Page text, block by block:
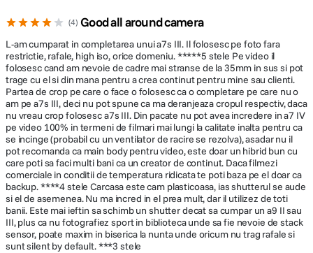
Acum puteti inregistra filme pana la 4K 60p cu citire completa a pixelilor
si fara combinarea acestora, gratie noului senzor de imagine de pe α7
IV si intervalului dinamic larg, pentru imagini clare cu subiecti in miscare
rapida.
Supraesantionare 7K
Cand inregistrati filme 4K pana la 30p, este posibila supraesantionarea
7K full-frame, ceea ce duce la continut 4K detaliat, de inalta rezolutie.
Selectati modul care vi se potriveste si lasati restul in seama camerei.
4 Good all around camera
L-am cumparat in completarea unui a7s III. Il folosesc pe foto fara
restrictie, rafale, high iso, orice domeniu. *****5 stele Pe video il
folosesc cand am nevoie de cadre mai stranse de la 35mm in sus si pot
trage cu el si din mana pentru a crea continut pentru mine sau clienti.
Partea de crop pe care o face o folosesc ca o completare pe care nu o
am pe a7s III, deci nu pot spune ca ma deranjeaza cropul respectiv, daca
nu vreau crop folosesc a7s III. Din pacate nu pot avea incredere in a7 IV
pe video 100% in termeni de filmari mai lungi la calitate inalta pentru ca
se incinge (probabil cu un ventilator de racire se rezolva), asadar nu il
pot recomanda ca main body pentru video, este doar un hibrid bun cu
care poti sa faci multi bani ca un creator de continut. Daca filmezi
comerciale in conditii de temperatura ridicata te poti baza pe el doar ca
backup. ****4 stele Carcasa este cam plasticoasa, ias shutterul se aude
si el de asemenea. Nu ma incred in el prea mult, dar il utilizez de toti
banii. Este mai ieftin sa schimb un shutter decat sa cumpar un a9 II sau
III, plus ca nu fotografiez sport in biblioteca unde sa fie nevoie de stack
sensor, poate maxim in biserica la nunta unde oricum nu trag rafale si
sunt silent by default. ***3 stele